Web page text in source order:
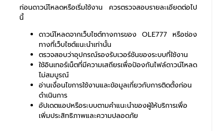
ก่อนดาวน์โหลดหรือเริ่มใช้งาน ควรตรวจสอบรายละเอียดต่อไป
นี้
ดาวน์โหลดจากเว็บไซต์ทางการของ OLE777 หรือช่อง
ทางที่เว็บไซต์แนะนำเท่านั้น
ตรวจสอบว่าอุปกรณ์รองรับเวอร์ชันของระบบที่ใช้งาน
ใช้อินเทอร์เน็ตที่มีความเสถียรเพื่อป้องกันไฟล์ดาวน์โหลด
ไม่สมบูรณ์
อ่านเงื่อนไขการใช้งานและข้อมูลเกี่ยวกับการติดตั้งก่อน
ดำเนินการ
อัปเดตแอปหรือระบบตามคำแนะนำของผู้ให้บริการเพื่อ
เพิ่มประสิทธิภาพและความปลอดภัย